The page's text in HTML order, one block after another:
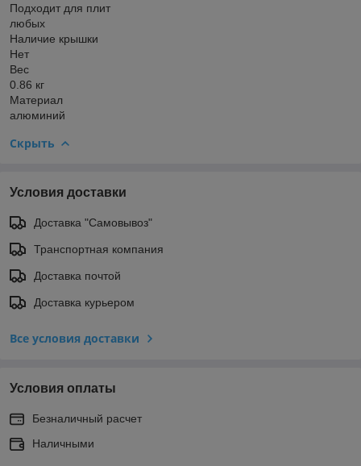
Подходит для плит
любых
Наличие крышки
Нет
Вес
0.86 кг
Материал
алюминий
Скрыть
Условия доставки
Доставка "Самовывоз"
Транспортная компания
Доставка почтой
Доставка курьером
Все условия доставки
Условия оплаты
Безналичный расчет
Наличными